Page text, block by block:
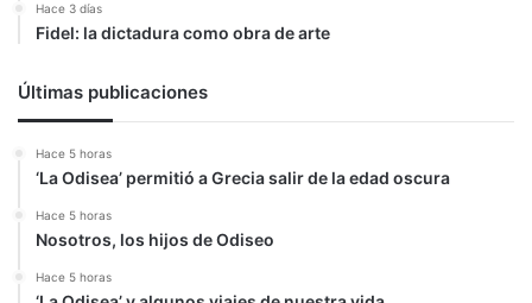
Hace 3 días
Fidel: la dictadura como obra de arte
Últimas publicaciones
Hace 5 horas
‘La Odisea’ permitió a Grecia salir de la edad oscura
Hace 5 horas
Nosotros, los hijos de Odiseo
Hace 5 horas